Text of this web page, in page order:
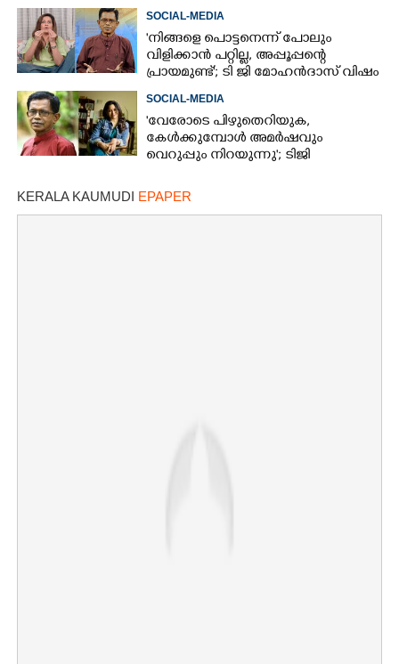
SOCIAL-MEDIA
'നിങ്ങളെ പൊട്ടനെന്ന് പോലും
വിളിക്കാൻ പറ്റില്ല, അപ്പൂപ്പന്റെ
പ്രായമുണ്ട്'; ടി ജി മോഹൻദാസ് വിഷം
SOCIAL-MEDIA
'വേരോടെ പിഴുതെറിയുക,
കേൾക്കുമ്പോൾ അമർഷവും
വെറുപ്പും നിറയുന്നു'; ടിജി
മേനോൻ
KERALA KAUMUDI EPAPER